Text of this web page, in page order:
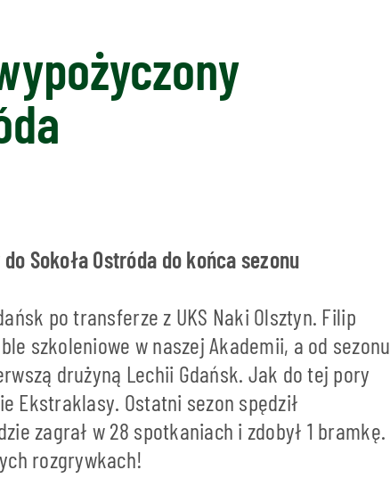
Sokoła Ostróda do końca sezonu
po transferze z UKS Naki Olsztyn. Filip
szkoleniowe w naszej Akademii, a od sezonu
drużyną Lechii Gdańsk. Jak do tej pory
Ekstraklasy. Ostatni sezon spędził
zagrał w 28 spotkaniach i zdobył 1 bramkę.
rozgrywkach!